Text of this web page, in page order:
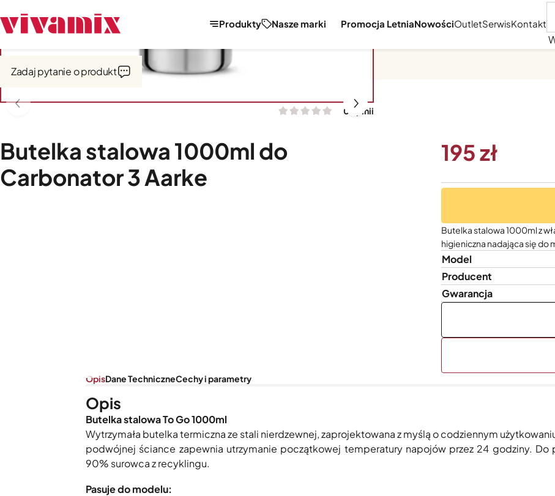
Produkty Nasze marki Promocja LetniaNowościOutletSerwisKontakt
Saturatory, dzbanki filtrujące Akcesoria
0 opinii
Butelka stalowa 1000ml do
Carbonator 3 Aarke
Zadaj pytanie o produkt
195
Butelka stalowa 1000ml z
higieniczna nadająca się do
Model
Producent
Gwarancja
OpisDane TechniczneCechy i parametry
Opis
Butelka stalowa To Go 1000ml
Wytrzymała butelka termiczna ze stali nierdzewnej, zaprojektowana z myślą o codziennym
podwójnej ściance zapewnia utrzymanie początkowej temperatury napojów przez 24 godziny.
90% surowca z recyklingu.
Pasuje do modelu: